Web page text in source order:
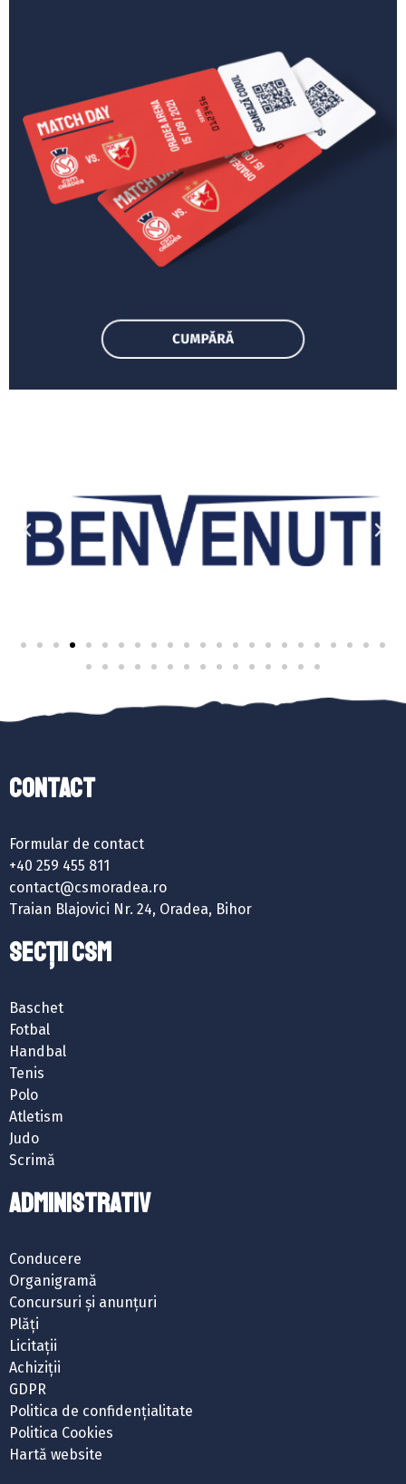
Contact
Formular de contact
+40 259 455 811
contact@csmoradea.ro
Traian Blajovici Nr. 24, Oradea, Bihor
SECȚII CSM
Baschet
Fotbal
Handbal
Tenis
Polo
Atletism
Judo
Scrimă
ADMINISTRATIV
Conducere
Organigramă
Concursuri și anunțuri
Plăți
Licitații
Achiziții
GDPR
Politica de confidențialitate
Politica Cookies
Hartă website